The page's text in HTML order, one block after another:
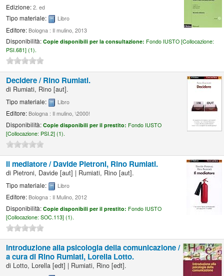
Edizione:2. ed
Tipo materiale: Libro
Editore: Bologna : Il mulino, 2013
Disponibilità:Copie disponibili per la consultazione: Fondo IUSTO [Collocazione:
PSI.681] (1).
Decidere /Rino Rumiati.
di Rumiati, Rino [aut].
Tipo materiale: Libro
Editore: Bologna : Il mulino, \2000!
Disponibilità:Copie disponibili per il prestito: Fondo IUSTO
[Collocazione: PSI.2] (1).
Il mediatore /Davide Pietroni, Rino Rumiati.
di Pietroni, Davide [aut] | Rumiati, Rino [aut].
Tipo materiale: Libro
Editore: Bologna : Il Mulino, 2012
Disponibilità:Copie disponibili per il prestito: Fondo IUSTO
[Collocazione:SOC.113] (1).
Introduzione alla psicologia della comunicazione /
a cura di Rino Rumiati, Lorella Lotto.
di Lotto, Lorella [edt] | Rumiati, Rino [edt].